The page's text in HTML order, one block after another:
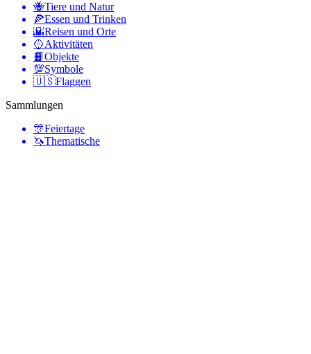
🐝Tiere und Natur
🍕Essen und Trinken
🌇Reisen und Orte
🥎Aktivitäten
📙Objekte
💯Symbole
🇺🇸Flaggen
Sammlungen
🎊Feiertage
🦄Thematische